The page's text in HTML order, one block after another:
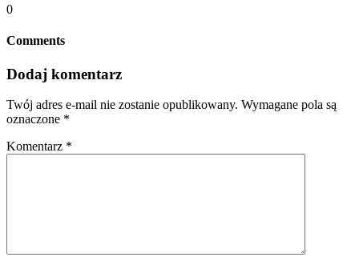
0
Comments
Dodaj komentarz
Twój adres e-mail nie zostanie opublikowany. Wymagane pola są
oznaczone *
Komentarz *